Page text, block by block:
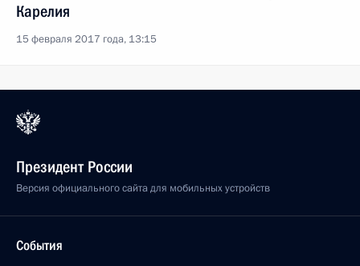
Карелия
15 февраля 2017 года, 13:15
Президент России
Версия официального сайта для мобильных устройств
События